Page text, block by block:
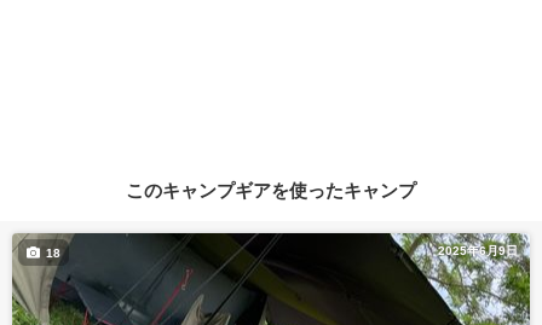
このキャンプギアを使ったキャンプ
2025年6月9日
18